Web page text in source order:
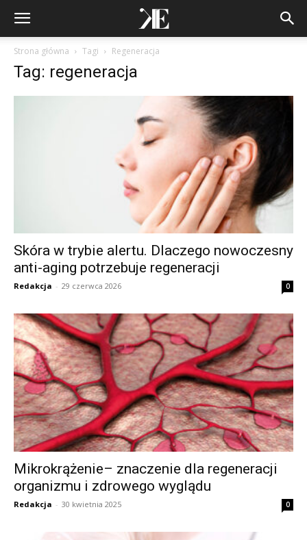
Strona główna Tagi Regeneracja
Tag: regeneracja
Skóra w trybie alertu. Dlaczego nowoczesny
anti-aging potrzebuje regeneracji
Redakcja - 29 czerwca 2026 0
Mikrokrążenie– znaczenie dla regeneracji
organizmu i zdrowego wyglądu
Redakcja - 30 kwietnia 2025 0